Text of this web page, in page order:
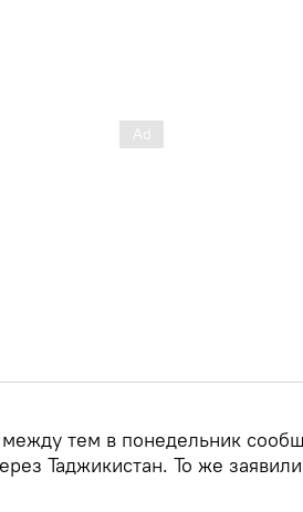
тем в понедельник
Таджикистан. То же